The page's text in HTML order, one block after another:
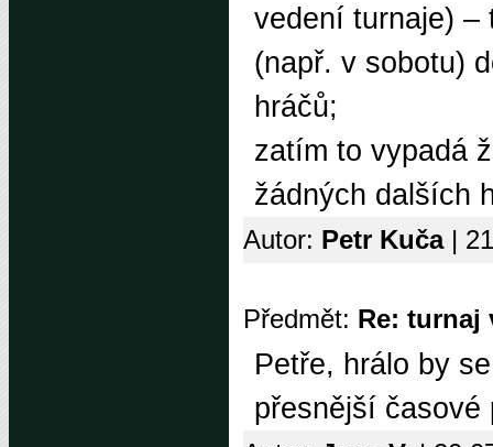
vedení turnaje) –
(např. v sobotu)
hráčů;
zatím to vypadá
žádných dalších
Autor: Petr Kuča |
Předmět: Re: turnaj
Petře, hrálo by
přesnější časové